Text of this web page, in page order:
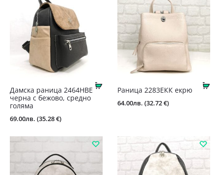
Купи
Дамска раница 2464HBE
черна с бежово, средно
голяма
69.00лв. (35.28 €)
Раница 2283ЕКК екрю
64.00лв. (32.72 €)